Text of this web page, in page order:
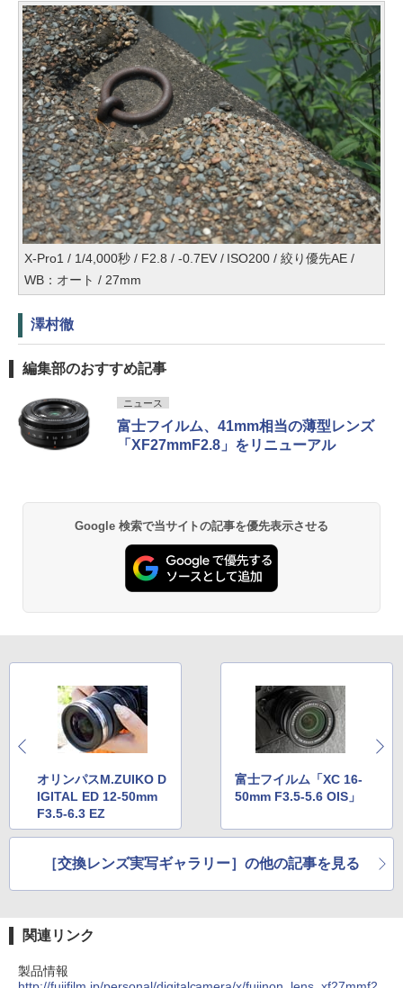
X-Pro1 / 1/4,000秒 / F2.8 / -0.7EV / ISO200 / 絞り優先AE /
WB：オート / 27mm
澤村徹
編集部のおすすめ記事
ニュース
富士フイルム、41mm相当の薄型レンズ
「XF27mmF2.8」をリニューアル
Google 検索で当サイトの記事を優先表示させる
オリンパスM.ZUIKO D
IGITAL ED 12-50mm
F3.5-6.3 EZ
富士フイルム「XC 16-
50mm F3.5-5.6 OIS」
［交換レンズ実写ギャラリー］の他の記事を見る
関連リンク
製品情報